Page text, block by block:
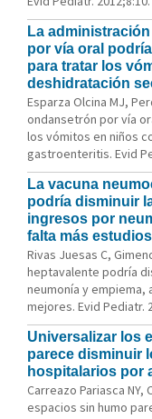
La
por vía oral
para tratar los
deshidratación
Esparza Olcina MJ,
ondansetrón por vía
los vómitos en niños
gastroenteritis. Evid
La vacuna
podría disminuir
ingresos por
falta más
Rivas Juesas C,
heptavalente podría
neumonía y empiema,
mejores. Evid Pediatr.
Universalizar los
parece disminuir
hospitalarios por
Carreazo Pariasca NY,
espacios sin humo